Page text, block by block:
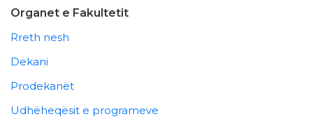
Organet e Fakultetit
Rreth nesh
Dekani
Prodekanët
Udhëheqësit e programeve